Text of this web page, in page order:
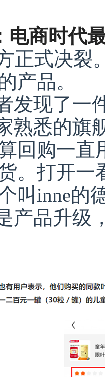
电商时代
正式决裂
产品。
发现了一
熟悉的
购一直
。打开一
叫inne的
产品升级